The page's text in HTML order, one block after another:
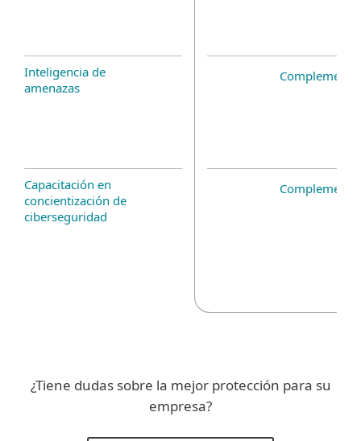
Inteligencia de
amenazas
Capacitación en
concientización de
ciberseguridad
¿Tiene dudas sobre la mejor protección para su
empresa?